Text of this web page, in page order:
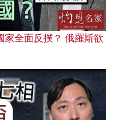
家全面反撲？ 俄羅斯欲